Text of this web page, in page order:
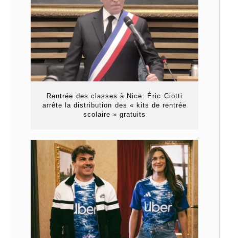
Rentrée des classes à Nice: Éric Ciotti
arrête la distribution des « kits de rentrée
scolaire » gratuits